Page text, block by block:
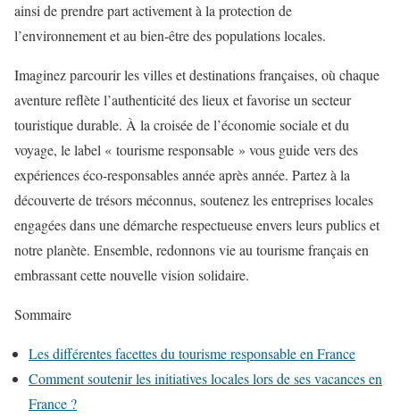
ainsi de prendre part activement à la protection de
l’environnement et au bien-être des populations locales.
Imaginez parcourir les villes et destinations françaises, où chaque
aventure reflète l’authenticité des lieux et favorise un secteur
touristique durable. À la croisée de l’économie sociale et du
voyage, le label « tourisme responsable » vous guide vers des
expériences éco-responsables année après année. Partez à la
découverte de trésors méconnus, soutenez les entreprises locales
engagées dans une démarche respectueuse envers leurs publics et
notre planète. Ensemble, redonnons vie au tourisme français en
embrassant cette nouvelle vision solidaire.
Sommaire
Les différentes facettes du tourisme responsable en France
Comment soutenir les initiatives locales lors de ses vacances en
France ?